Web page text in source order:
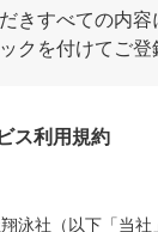
きすべての内
クを付けてご登
ス利用規約
泳社（以下「当社